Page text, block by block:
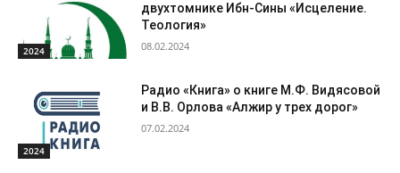
2024
двухтомнике Ибн-Сины «Исцеление.
Теология»
08.02.2024
2024
Радио «Книга» о книге М.Ф. Видясовой
и В.В. Орлова «Алжир у трех дорог»
07.02.2024